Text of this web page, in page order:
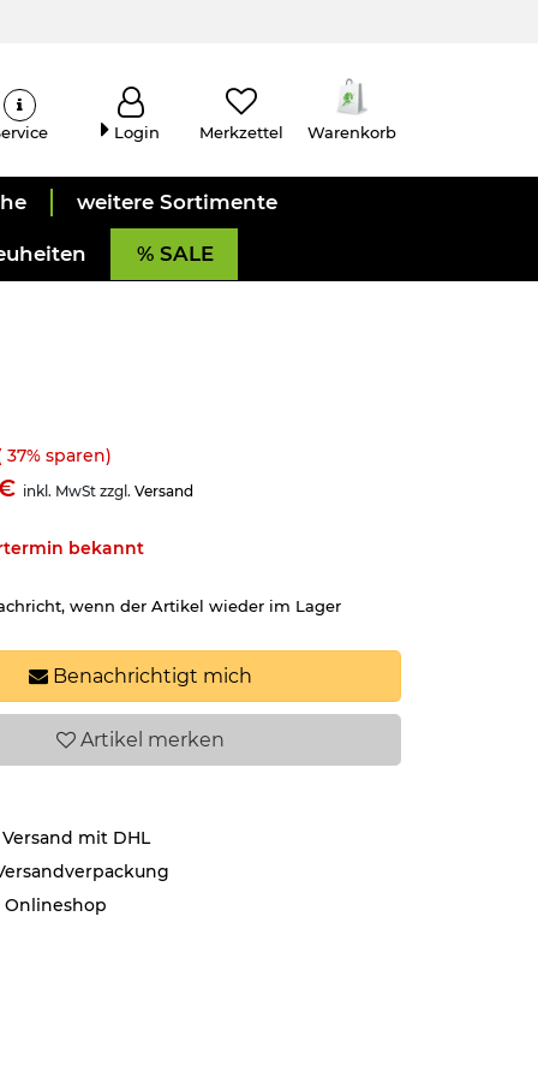
Login Merkzettel Warenkorb
weitere Sortimente
% SALE
37% sparen)
inkl. MwSt zzgl. Versand
bekannt
wenn der Artikel wieder im Lager
Benachrichtigt mich
Artikel merken
mit DHL